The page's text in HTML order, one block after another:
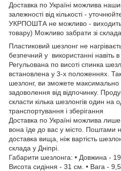
Доставка по Україні можлива
залежності від кількості -
УКРПОШТА не можливо - виходить
товару) Можливо забрати зі склада
Пластиковий шезлонг не
безпечний у використанні навіть
Регульована по висоті спинка
встановлена у 3-х положеннях.
шезлонг, ви зможете максимально
задоволення від відпочинку.
скласти кілька шезлонгів один на
транспортування і зберігання
Доставка по Україні можлива
вона їде до вас у місто. Поштами
доставка вища, ніж вартість
склада у Дніпрі.
Габарити шезлонга: • Довжина -
Висота сидіння - 31 см. • Вага - 9,5